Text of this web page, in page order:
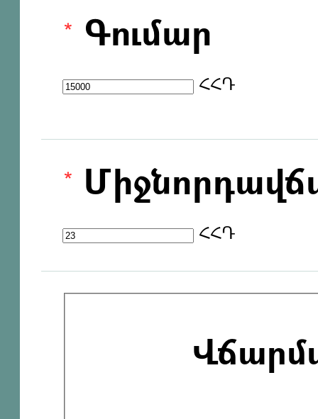
Գումար
ՀՀԴ
ՀՀԴ